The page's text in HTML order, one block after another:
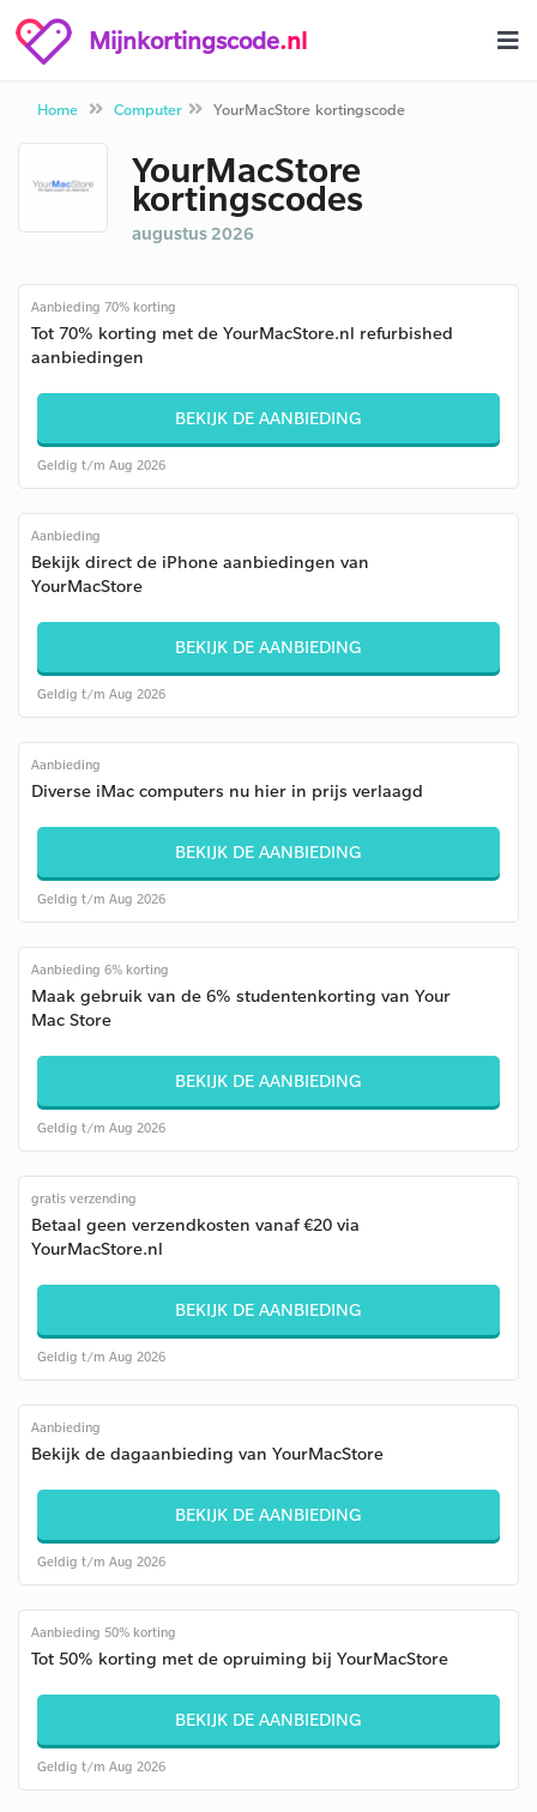
Mijnkortingscode.nl
Home Computer YourMacStore kortingscode
YourMacStore
kortingscodes
augustus 2026
Aanbieding 70% korting
Tot 70% korting met de YourMacStore.nl refurbished
aanbiedingen
BEKIJK DE AANBIEDING
Geldig t/m Aug 2026
Aanbieding
Bekijk direct de iPhone aanbiedingen van
YourMacStore
BEKIJK DE AANBIEDING
Geldig t/m Aug 2026
Aanbieding
Diverse iMac computers nu hier in prijs verlaagd
BEKIJK DE AANBIEDING
Geldig t/m Aug 2026
Aanbieding 6% korting
Maak gebruik van de 6% studentenkorting van Your
Mac Store
BEKIJK DE AANBIEDING
Geldig t/m Aug 2026
gratis verzending
Betaal geen verzendkosten vanaf €20 via
YourMacStore.nl
BEKIJK DE AANBIEDING
Geldig t/m Aug 2026
Aanbieding
Bekijk de dagaanbieding van YourMacStore
BEKIJK DE AANBIEDING
Geldig t/m Aug 2026
Aanbieding 50% korting
Tot 50% korting met de opruiming bij YourMacStore
BEKIJK DE AANBIEDING
Geldig t/m Aug 2026